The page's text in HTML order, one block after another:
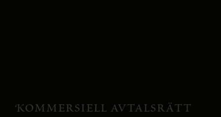
Kommersiell avtalsrätt